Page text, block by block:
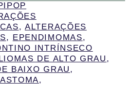
,ALTERAÇÕES
, EPENDIMOMAS,
INTRÍNSECO
DE ALTO GRAU ,
BAIXO GRAU ,
,